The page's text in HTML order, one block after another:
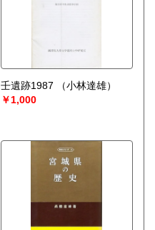
壬遺跡1987
（小林達雄）
￥1,000